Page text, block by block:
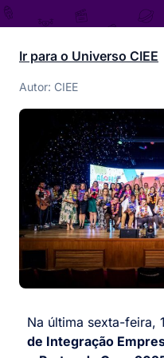
Ir para o Universo CIEE
Autor: CIEE
Na última sexta-feira,
de Integração